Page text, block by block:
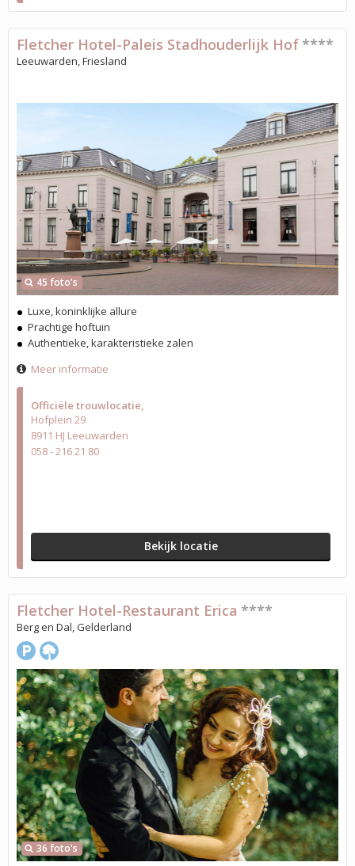
Officiële trouwlocatie
Hofplein 29
8911 HJ Leeuwarden
058 - 216 21 80
Bekijk locatie
45 foto's
Fletcher Hotel-Paleis Stadhouderlijk Hof ****
Leeuwarden, Friesland
Luxe, koninklijke allure
Prachtige hoftuin
Authentieke, karakteristieke zalen
Meer informatie
36 foto's
Fletcher Hotel-Restaurant Erica ****
Berg en Dal, Gelderland